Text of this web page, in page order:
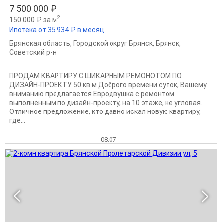
7 500 000 ₽
150 000 ₽ за м2
Ипотека от 35 934 ₽ в месяц
Брянская область, Городской округ Брянск, Брянск,
Советский р-н
ПРОДАМ КВАРТИРУ С ШИКАРНЫМ РЕМОНОТОМ ПО
ДИЗАЙН-ПРОЕКТУ 50 кв.м Доброго времени суток, Вашему
вниманию предлагается Евродвушка с ремонтом
выполненным по дизайн-проекту, на 10 этаже, не угловая.
Отличное предложение, кто давно искал новую квартиру,
где...
08.07